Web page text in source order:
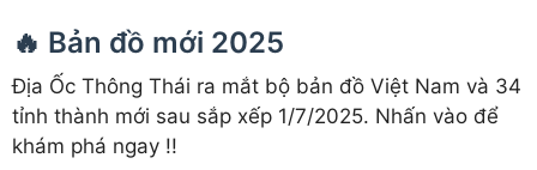
🔥 Bản đồ mới 2025
Địa Ốc Thông Thái ra mắt bộ bản đồ Việt Nam và 34
tỉnh thành mới sau sắp xếp 1/7/2025. Nhấn vào để
khám phá ngay !!